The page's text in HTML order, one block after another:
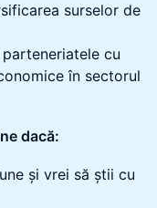
surselor de
cu
în sectorul
dacă:
și vrei să știi cu